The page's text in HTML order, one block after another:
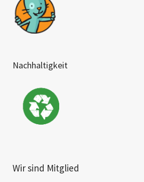
Nachhaltigkeit
Wir sind Mitglied